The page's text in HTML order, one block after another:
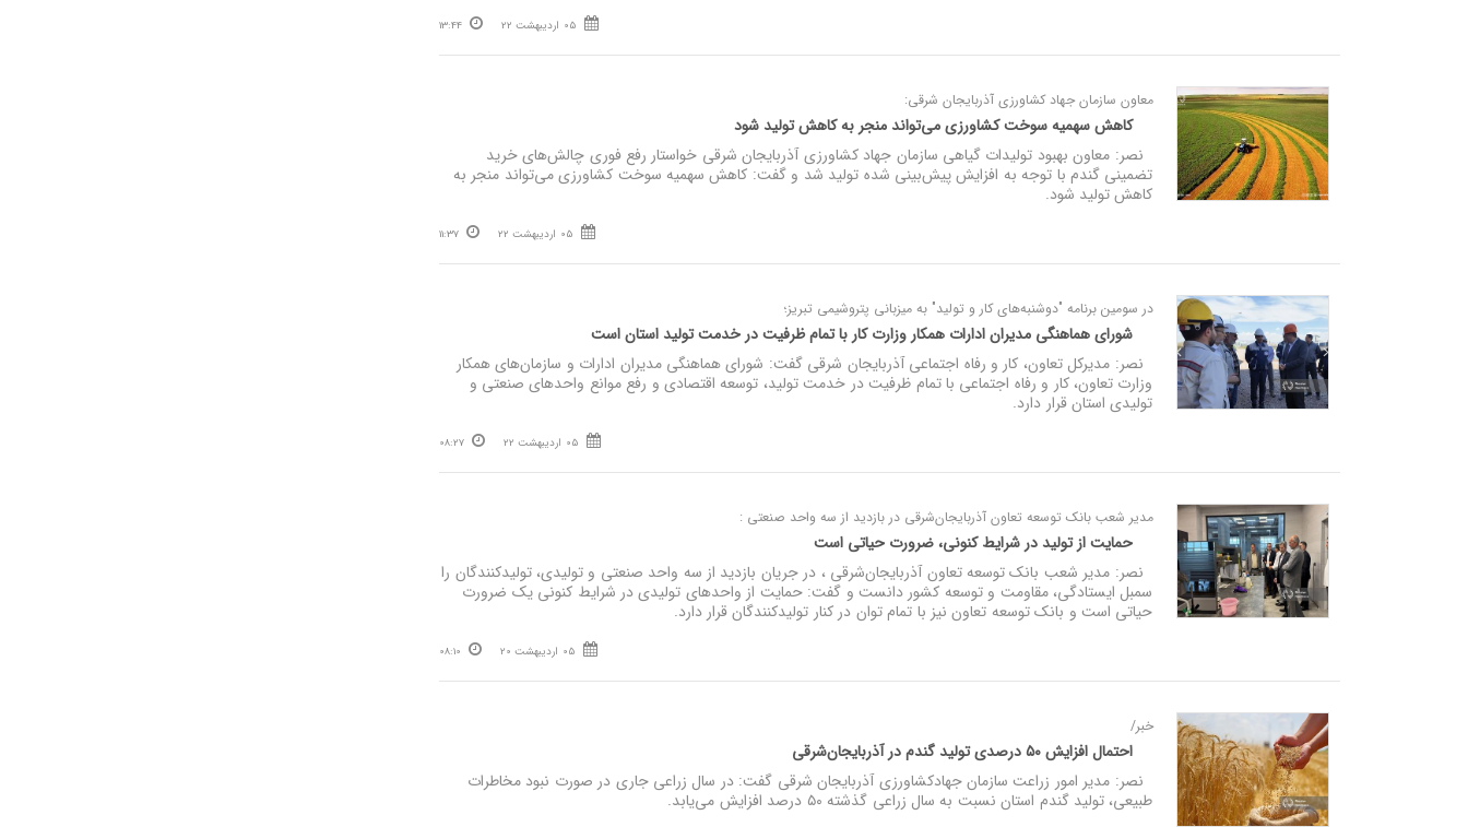
05 اردیبهشت 22 13:44
معاون سازمان جهاد کشاورزی آذربایجان شرقی:
کاهش سهمیه سوخت کشاورزی می‌تواند منجر به کاهش تولید شود
نصر: معاون بهبود تولیدات گیاهی سازمان جهاد کشاورزی آذربایجان شرقی خواستار رفع فوری چالش‌های خرید
تضمینی گندم با توجه به افزایش پیش‌بینی شده تولید شد و گفت: کاهش سهمیه سوخت کشاورزی می‌تواند منجر به
کاهش تولید شود.
05 اردیبهشت 22 11:37
در سومین برنامه "دوشنبه‌های کار و تولید" به میزبانی پتروشیمی تبریز؛
شورای هماهنگی مدیران ادارات همکار وزارت کار با تمام ظرفیت در خدمت تولید استان است
نصر: مدیرکل تعاون، کار و رفاه اجتماعی آذربایجان شرقی گفت: شورای هماهنگی مدیران ادارات و سازمان‌های همکار
وزارت تعاون، کار و رفاه اجتماعی با تمام ظرفیت در خدمت تولید، توسعه اقتصادی و رفع موانع واحدهای صنعتی و
تولیدی استان قرار دارد.
05 اردیبهشت 22 08:27
مدیر شعب بانک توسعه تعاون آذربایجان‌شرقی در بازدید از سه واحد صنعتی :
حمایت از تولید در شرایط کنونی، ضرورت حیاتی است
نصر: مدیر شعب بانک توسعه تعاون آذربایجان‌شرقی ، در جریان بازدید از سه واحد صنعتی و تولیدی، تولیدکنندگان را
سمبل ایستادگی، مقاومت و توسعه کشور دانست و گفت: حمایت از واحدهای تولیدی در شرایط کنونی یک ضرورت
حیاتی است و بانک توسعه تعاون نیز با تمام توان در کنار تولیدکنندگان قرار دارد.
05 اردیبهشت 20 08:10
خبر/
احتمال افزایش ۵۰ درصدی تولید گندم در آذربایجان‌شرقی
نصر: مدیر امور زراعت سازمان جهادکشاورزی آذربایجان‌ شرقی گفت: در سال زراعی جاری در صورت نبود مخاطرات
طبیعی، تولید گندم استان نسبت به سال زراعی گذشته ۵۰ درصد افزایش می‌یابد.